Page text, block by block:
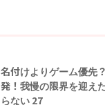
名付けよりゲーム優先
発！我慢の限界を迎え
らない 27